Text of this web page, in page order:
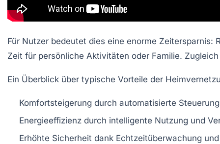
Für Nutzer bedeutet dies eine enorme
Zeit für persönliche Aktivitäten oder Familie.
Ein Überblick über typische Vorteile der
Komfortsteigerung durch automatisierte
Energieeffizienz durch intelligente Nutzung und
Erhöhte Sicherheit dank Echtzeitüberwachung